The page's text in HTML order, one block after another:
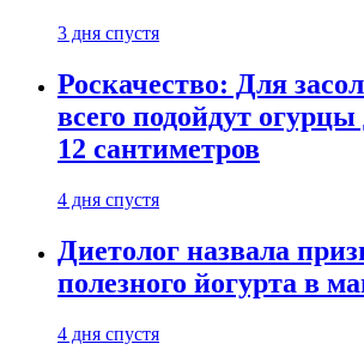
3 дня спустя
Роскачество: Для
всего подойдут
12 сантиметров
4 дня спустя
Диетолог назвала
полезного йогурта в
4 дня спустя